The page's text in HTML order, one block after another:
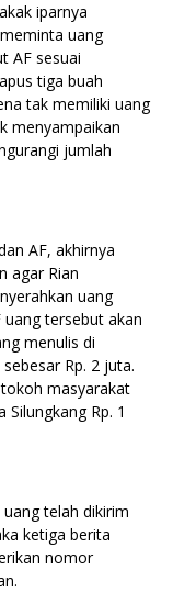
iparnya
uang
AF sesuai
tiga buah
tak memiliki uang
menyampaikan
jumlah
AF, akhirnya
agar Rian
uang
uang tersebut akan
menulis di
Rp. 2 juta.
masyarakat
Rp. 1
telah dikirim
ketiga berita
nomor